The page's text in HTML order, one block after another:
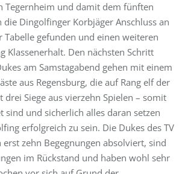
Tegernheim und damit dem fünften
die Dingolfinger Korbjäger Anschluss an
Tabelle gefunden und einen weiteren
Klassenerhalt. Den nächsten Schritt
am Samstagabend gehen mit einem
aus Regensburg, die auf Rang elf der
drei Siege aus vierzehn Spielen – somit
sind und sicherlich alles daran setzen
erfolgreich zu sein. Die Dukes des TV
zehn Begegnungen absolviert, sind
im Rückstand und haben wohl sehr